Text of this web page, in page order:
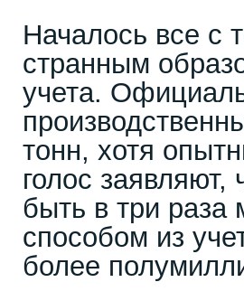
Началось все с
странным
учета.
тонн, хотя
голос
быть в три
способом из
более